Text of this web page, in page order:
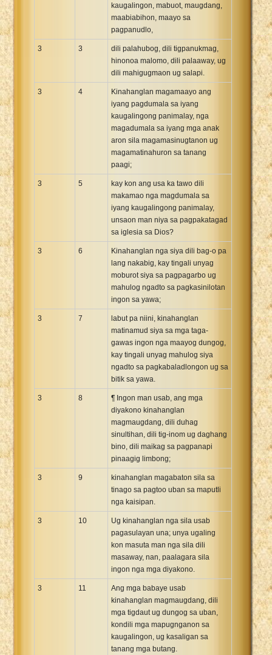
kaugalingon, mabuot, maugdang,
maabiabihon, maayo sa
pagpanudlo,
3 3
dili palahubog, dili tigpanukmag,
hinonoa malomo, dili palaaway, ug
dili mahigugmaon ug salapi.
3 4
Kinahanglan magamaayo ang
iyang pagdumala sa iyang
kaugalingong panimalay, nga
magadumala sa iyang mga anak
aron sila magamasinugtanon ug
magamatinahuron sa tanang
paagi;
3 5
kay kon ang usa ka tawo dili
makamao nga magdumala sa
iyang kaugalingong panimalay,
unsaon man niya sa pagpakatagad
sa iglesia sa Dios?
3 6
Kinahanglan nga siya dili bag-o pa
lang nakabig, kay tingali unyag
moburot siya sa pagpagarbo ug
mahulog ngadto sa pagkasinilotan
ingon sa yawa;
3 7
labut pa niini, kinahanglan
matinamud siya sa mga taga-
gawas ingon nga maayog dungog,
kay tingali unyag mahulog siya
ngadto sa pagkabaladlongon ug sa
bitik sa yawa.
3 8
¶ Ingon man usab, ang mga
diyakono kinahanglan
magmaugdang, dili duhag
sinultihan, dili tig-inom ug daghang
bino, dili maikag sa pagpanapi
pinaagig limbong;
3 9
kinahanglan magabaton sila sa
tinago sa pagtoo uban sa maputli
nga kaisipan.
3 10
Ug kinahanglan nga sila usab
pagasulayan una; unya ugaling
kon masuta man nga sila dili
masaway, nan, paalagara sila
ingon nga mga diyakono.
3 11
Ang mga babaye usab
kinahanglan magmaugdang, dili
mga tigdaut ug dungog sa uban,
kondili mga mapugnganon sa
kaugalingon, ug kasaligan sa
tanang mga butang.